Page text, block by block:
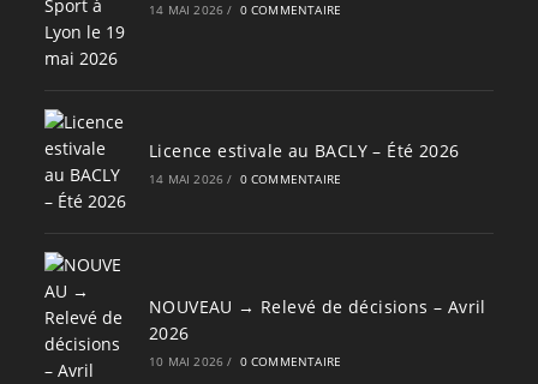
14 MAI 2026 / 0 COMMENTAIRE
Licence estivale au BACLY – Été 2026
14 MAI 2026 / 0 COMMENTAIRE
NOUVEAU → Relevé de décisions – Avril
2026
10 MAI 2026 / 0 COMMENTAIRE